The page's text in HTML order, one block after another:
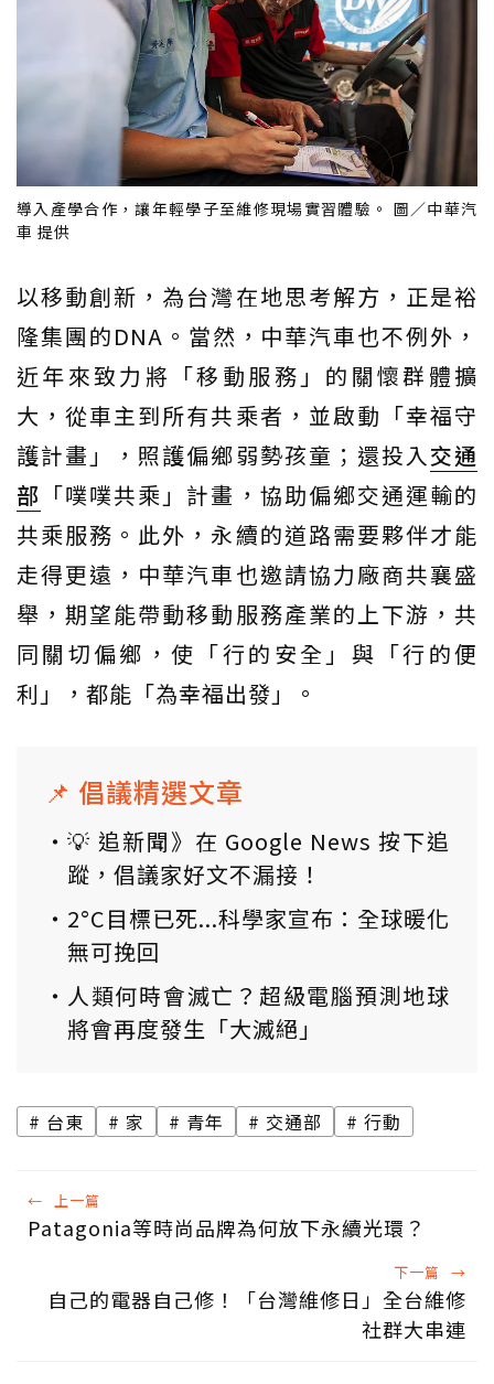
導入產學合作，讓年輕學子至維修現場實習體驗。 圖／中華汽
車 提供
以移動創新，為台灣在地思考解方，正是裕
隆集團的DNA。當然，中華汽車也不例外，
近年來致力將「移動服務」的關懷群體擴
大，從車主到所有共乘者，並啟動「幸福守
護計畫」，照護偏鄉弱勢孩童；還投入交通
部 「噗噗共乘」計畫，協助偏鄉交通運輸的
共乘服務。此外，永續的道路需要夥伴才能
走得更遠，中華汽車也邀請協力廠商共襄盛
舉，期望能帶動移動服務產業的上下游，共
同關切偏鄉，使「行的安全」與「行的便
利」，都能「為幸福出發」。
📌 倡議精選文章
💡 追新聞》在 Google News 按下追
蹤，倡議家好文不漏接！
2°C目標已死...科學家宣布：全球暖化
無可挽回
人類何時會滅亡？超級電腦預測地球
將會再度發生「大滅絕」
台東 家 青年 交通部 行動
← 上一篇
Patagonia等時尚品牌為何放下永續光環？
下一篇 →
自己的電器自己修！「台灣維修日」全台維修
社群大串連